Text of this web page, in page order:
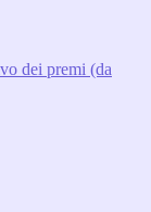
dei premi (da